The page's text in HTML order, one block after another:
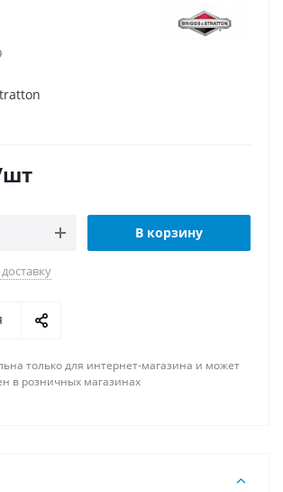
В корзину
только для интернет-магазина и может
в розничных магазинах